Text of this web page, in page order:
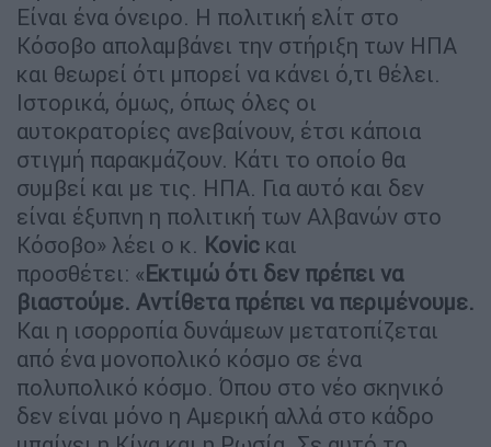
Είναι ένα όνειρο. Η πολιτική ελίτ στο
Κόσοβο απολαμβάνει την στήριξη των ΗΠΑ
και θεωρεί ότι μπορεί να κάνει ό,τι θέλει.
Ιστορικά, όμως, όπως όλες οι
αυτοκρατορίες ανεβαίνουν, έτσι κάποια
στιγμή παρακμάζουν. Κάτι το οποίο θα
συμβεί και με τις. ΗΠΑ. Για αυτό και δεν
είναι έξυπνη η πολιτική των Αλβανών στο
Κόσοβο» λέει ο κ. Kovic και
προσθέτει: «Εκτιμώ ότι δεν πρέπει να
βιαστούμε. Αντίθετα πρέπει να περιμένουμε.
Και η ισορροπία δυνάμεων μετατοπίζεται
από ένα μονοπολικό κόσμο σε ένα
πολυπολικό κόσμο. Όπου στο νέο σκηνικό
δεν είναι μόνο η Αμερική αλλά στο κάδρο